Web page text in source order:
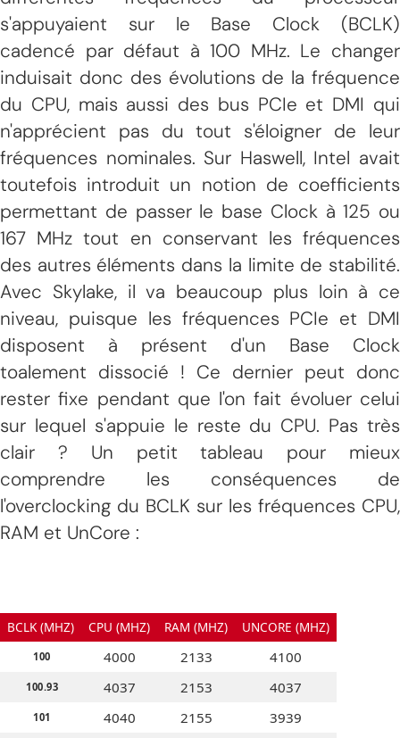
s'appuyaient sur le Base Clock (BCLK)
cadencé par défaut à 100 MHz. Le changer
induisait donc des évolutions de la fréquence
du CPU, mais aussi des bus PCIe et DMI qui
n'apprécient pas du tout s'éloigner de leur
fréquences nominales. Sur Haswell, Intel avait
toutefois introduit un notion de coefficients
permettant de passer le base Clock à 125 ou
167 MHz tout en conservant les fréquences
des autres éléments dans la limite de stabilité.
Avec Skylake, il va beaucoup plus loin à ce
niveau, puisque les fréquences PCIe et DMI
disposent à présent d'un Base Clock
toalement dissocié ! Ce dernier peut donc
rester fixe pendant que l'on fait évoluer celui
sur lequel s'appuie le reste du CPU. Pas très
clair ? Un petit tableau pour mieux
comprendre les conséquences de
l'overclocking du BCLK sur les fréquences CPU,
RAM et UnCore :
BCLK (MHZ) CPU (MHZ) RAM (MHZ) UNCORE (MHZ)
100 4000 2133 4100
100.93 4037 2153 4037
101 4040 2155 3939